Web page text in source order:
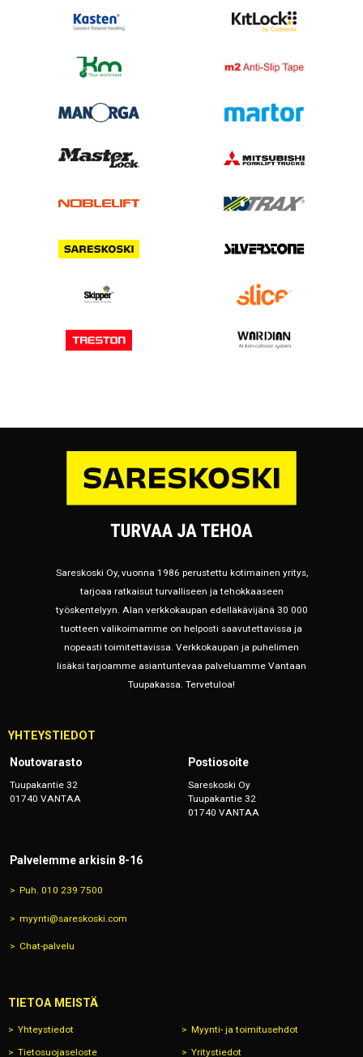
Sareskoski Oy, vuonna 1986 perustettu kotimainen yritys,
tarjoaa ratkaisut turvalliseen ja tehokkaaseen
työskentelyyn. Alan verkkokaupan edelläkävijänä 30 000
tuotteen valikoimamme on helposti saavutettavissa ja
nopeasti toimitettavissa. Verkkokaupan ja puhelimen
lisäksi tarjoamme asiantuntevaa palveluamme Vantaan
Tuupakassa. Tervetuloa!
YHTEYSTIEDOT
Noutovarasto
Tuupakantie 32
01740 VANTAA
Postiosoite
Sareskoski Oy
Tuupakantie 32
01740 VANTAA
Palvelemme arkisin 8-16
Puh. 010 239 7500
myynti@sareskoski.com
Chat-palvelu
TIETOA MEISTÄ
Yhteystiedot Myynti- ja toimitusehdot
Tietosuojaseloste Yritystiedot